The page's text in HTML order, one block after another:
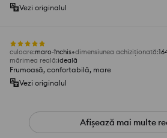
Vezi originalul
culoare:maro-închis dimensiunea achiziționată:
mărimea reală:ideală
Frumoasă, confortabilă, mare
Vezi originalul
Afișează mai multe